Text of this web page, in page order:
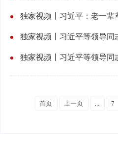
独家视频丨习近平：老一
独家视频丨习近平等领导
独家视频丨习近平等领导
首页 上一页 ... 7